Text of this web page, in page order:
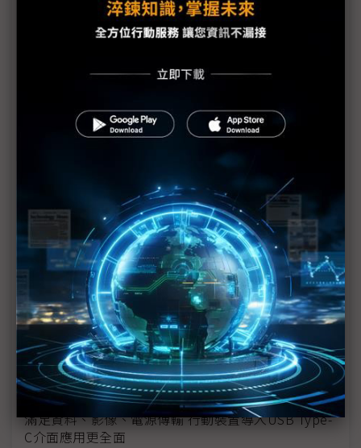
智慧製造需求普及 業者搶攻工業4.0供應鏈商機
緯穎攜手中華電信合作 體現新一代資料中心技術
中磊展出全系列NB-IoT及LTE-M產品
神達旗下Mio展出車用軟硬體解決方案
為物聯網應用添上眼睛 晶睿通訊展現三大解決方案
振樺積極發展新零售布局 展出三合一線上／線下解
英特爾於COMPUTEX發表最新處理器 分享未來PC願
景
AMI儲存應用解決方案 深化台灣VDI整合與應用市場
滿足資料、影像、電源傳輸 行動裝置導入USB Type-
C介面應用更全面